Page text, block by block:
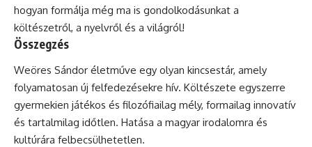
hogyan formálja még ma is gondolkodásunkat a
költészetről, a nyelvről és a világról!
Összegzés
Weöres Sándor életműve egy olyan kincsestár, amely
folyamatosan új felfedezésekre hív. Költészete egyszerre
gyermekien játékos és filozófiailag mély, formailag innovatív
és tartalmilag időtlen. Hatása a magyar irodalomra és
kultúrára felbecsülhetetlen.